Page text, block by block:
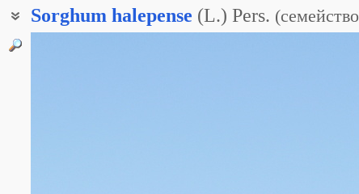
Sorghum halepense (L.) Pers. (семейство